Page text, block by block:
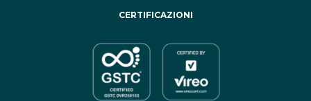
CERTIFICAZIONI